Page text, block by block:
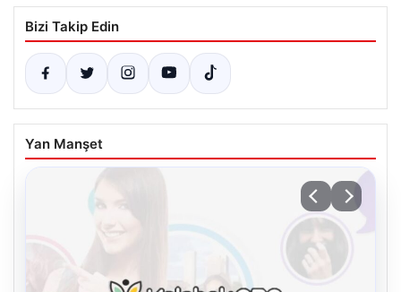
Bizi Takip Edin
Yan Manşet